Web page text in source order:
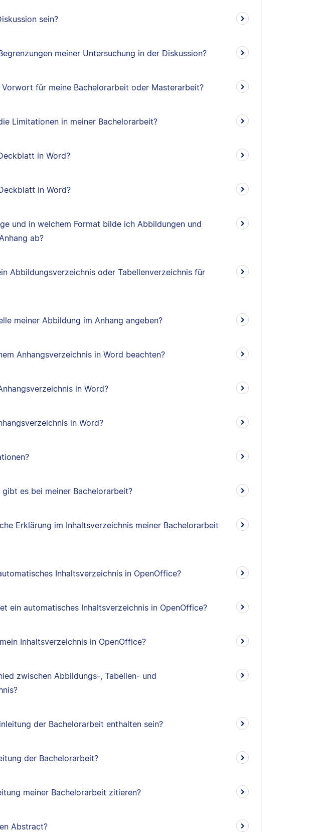
sein?
meiner Untersuchung in der Diskussion?
für meine Bachelorarbeit oder Masterarbeit?
Limitationen in meiner Bachelorarbeit?
in Word?
in Word?
und in welchem Format bilde ich Abbildungen und
ab?
Abbildungsverzeichnis oder Tabellenverzeichnis für
meiner Abbildung im Anhang angeben?
Anhangsverzeichnis in Word beachten?
in Word?
in Word?
es bei meiner Bachelorarbeit?
Erklärung im Inhaltsverzeichnis meiner Bachelorarbeit
Inhaltsverzeichnis in OpenOffice?
ein automatisches Inhaltsverzeichnis in OpenOffice?
Inhaltsverzeichnis in OpenOffice?
zwischen Abbildungs-, Tabellen- und
der Bachelorarbeit enthalten sein?
der Bachelorarbeit?
meiner Bachelorarbeit zitieren?
Abstract?